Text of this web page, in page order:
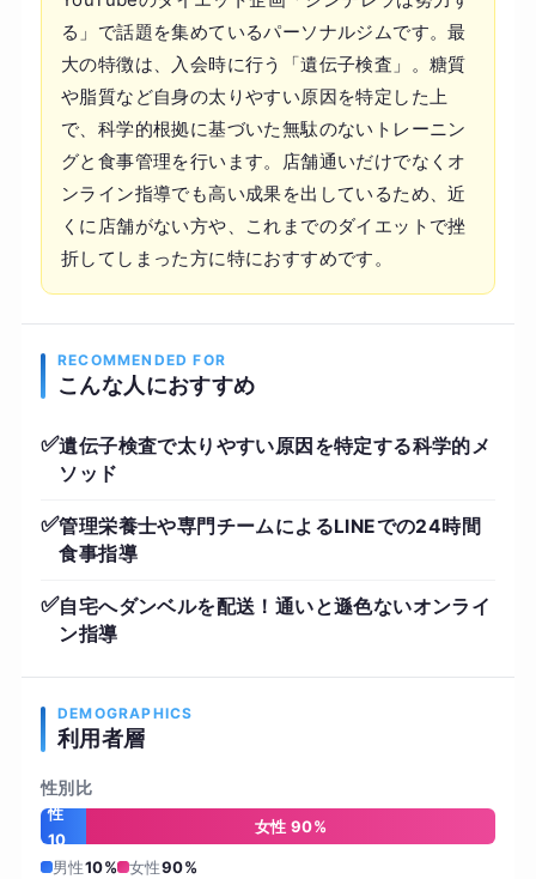
る」で話題を集めているパーソナルジムです。最
大の特徴は、入会時に行う「遺伝子検査」。糖質
や脂質など自身の太りやすい原因を特定した上
で、科学的根拠に基づいた無駄のないトレーニン
グと食事管理を行います。店舗通いだけでなくオ
ンライン指導でも高い成果を出しているため、近
くに店舗がない方や、これまでのダイエットで挫
折してしまった方に特におすすめです。
RECOMMENDED FOR
こんな人におすすめ
✅遺伝子検査で太りやすい原因を特定する科学的メ
ソッド
✅管理栄養士や専門チームによるLINEでの24時間
食事指導
✅自宅へダンベルを配送！通いと遜色ないオンライ
ン指導
DEMOGRAPHICS
利用者層
性別比
男
性
10
%
女性 90%
男性10% 女性90%